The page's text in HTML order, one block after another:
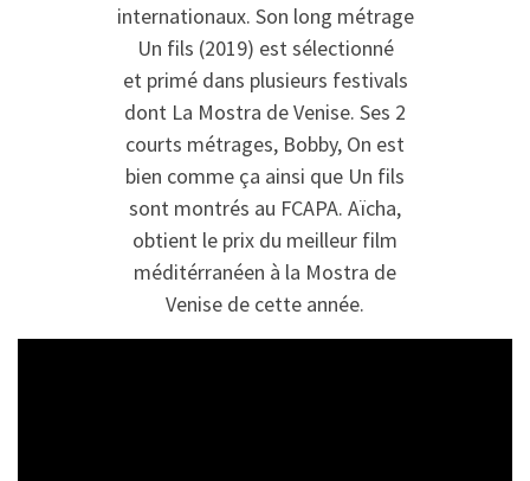
internationaux. Son long métrage
Un fils (2019) est sélectionné
et primé dans plusieurs festivals
dont La Mostra de Venise. Ses 2
courts métrages, Bobby, On est
bien comme ça ainsi que Un fils
sont montrés au FCAPA. Aïcha,
obtient le prix du meilleur film
méditérranéen à la Mostra de
Venise de cette année.